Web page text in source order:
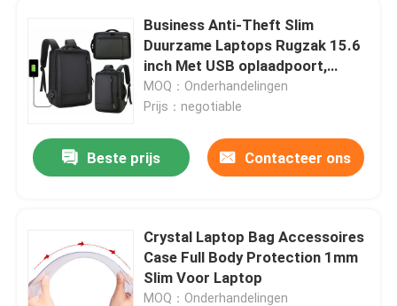
Business Anti-Theft Slim
Duurzame Laptops Rugzak 15.6
inch Met USB oplaadpoort,
waterbestendig
MOQ：Onderhandelingen
Prijs：negotiable
Beste prijs Contacteer ons
Crystal Laptop Bag Accessoires
Case Full Body Protection 1mm
Slim Voor Laptop
MOQ：Onderhandelingen